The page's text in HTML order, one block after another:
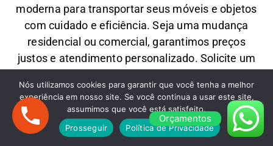
moderna para transportar seus móveis e objetos
comcuidado e eficiência. Seja uma mudança
residencial ou comercial , garantimos preços
justos e atendimento personalizado. Solicite um
Mudanças Comerciais: Organização e
Eficiência para Seu Negócio
Precisa de umaM udança Comercialde São
Orçamentos
Nós utilizamos cookies para garantir que você tenha a melhor
experiência em nosso site. Se você continua a usar este site,
assumimos que você está satisfeito.
Prosseguir
Política de Privacidade